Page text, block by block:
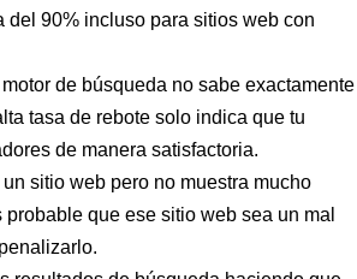
del 90% incluso para sitios web con
de búsqueda no sabe exactamente
tasa de rebote solo indica que tu
de manera satisfactoria.
sitio web pero no muestra mucho
que ese sitio web sea un mal